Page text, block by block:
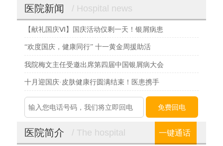
医院新闻 / Hospital news
【献礼国庆Ⅵ】国庆活动仅剩一天！银屑病患
“欢度国庆，健康同行” 十一黄金周援助活
我院梅文主任受邀出席第四届中国银屑病大会
十月迎国庆·皮肤健康行圆满结束！医患携手
医院简介 / The hospital 一键通话